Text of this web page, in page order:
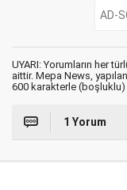
UYARI: Yorumların her
aittir. Mepa News,
600 karakterle (boşluklu)
1 Yorum